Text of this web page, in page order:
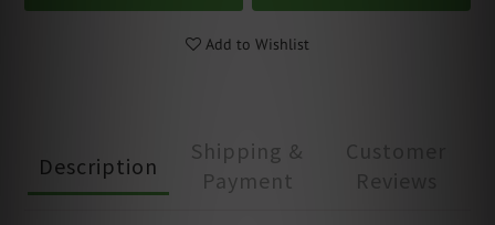
Add to Wishlist
Description
Shipping &
Payment
Customer
Reviews